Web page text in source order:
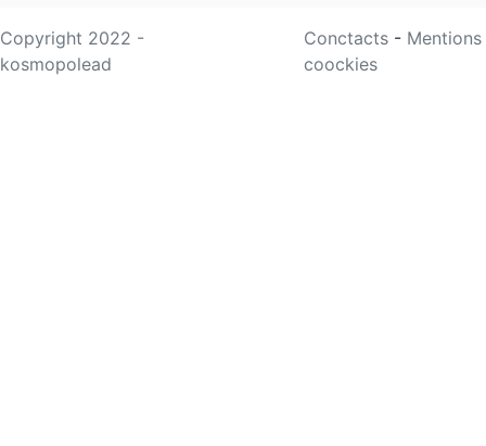
Copyright 2022 -
kosmopolead
Conctacts -
coockies